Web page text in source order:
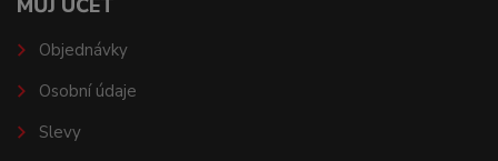
MŮJ ÚČET
Objednávky
Osobní údaje
Slevy